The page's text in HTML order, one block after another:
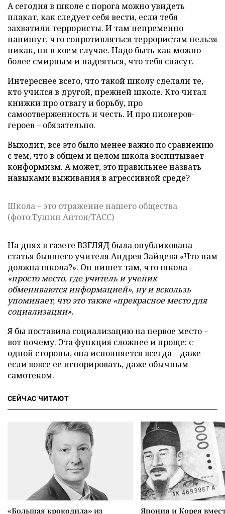
А сегодня в школе с порога можно увидеть
плакат, как следует себя вести, если тебя
захватили террористы. И там непременно
напишут, что сопротивляться террористам нельзя
никак, ни в коем случае. Надо быть как можно
более смирным и надеяться, что тебя спасут.
Интереснее всего, что такой школу сделали те,
кто учился в другой, прежней школе. Кто читал
книжки про отвагу и борьбу, про
самоотверженность и честь. И про пионеров-
героев – обязательно.
Выходит, все это было менее важно по сравнению
с тем, что в общем и целом школа воспитывает
конформизм. А может, это правильнее назвать
навыками выживания в агрессивной среде?
Школа – это отражение нашего общества
(фото:Тушин Антон/ТАСС)
На днях в газете ВЗГЛЯД была опубликована
статья бывшего учителя Андрея Зайцева «Что нам
должна школа?». Он пишет там, что школа –
«просто место, где учитель и ученик
обмениваются информацией», ну и вскользь
упоминает, что это также «прекрасное место для
социализации».
Я бы поставила социализацию на первое место –
вот почему. Эта функция сложнее и проще: с
одной стороны, она исполняется всегда – даже
если вовсе ее игнорировать, даже обычным
самотеком.
СЕЙЧАС ЧИТАЮТ
«Большая крокодила» из
Япония и Корея